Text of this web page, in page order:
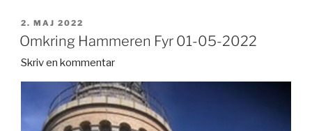
UDGIVET
DEN
2. MAJ 2022
Omkring Hammeren Fyr 01-05-2022
Skriv en kommentar